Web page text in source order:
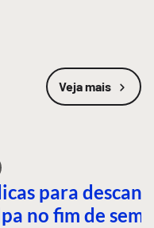
Veja mais
para
no fim de